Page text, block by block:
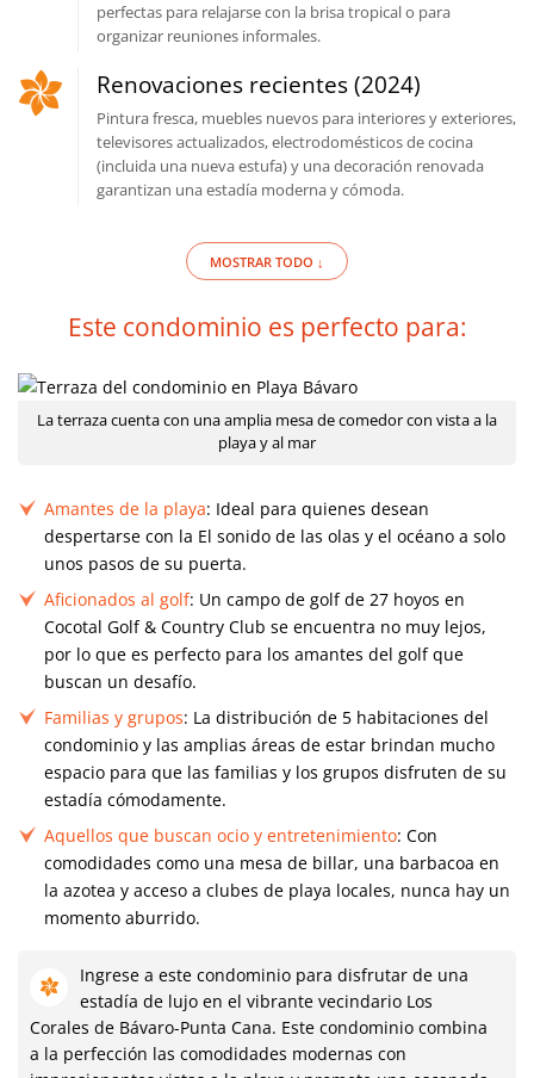
perfectas para relajarse con la brisa tropical o para
organizar reuniones informales.
Renovaciones recientes (2024)
Pintura fresca, muebles nuevos para interiores y exteriores,
televisores actualizados, electrodomésticos de cocina
(incluida una nueva estufa) y una decoración renovada
garantizan una estadía moderna y cómoda.
MOSTRAR TODO ↓
Este condominio es perfecto para:
La terraza cuenta con una amplia mesa de comedor con vista a la
playa y al mar
Amantes de la playa: Ideal para quienes desean
despertarse con la El sonido de las olas y el océano a solo
unos pasos de su puerta.
Aficionados al golf: Un campo de golf de 27 hoyos en
Cocotal Golf & Country Club se encuentra no muy lejos,
por lo que es perfecto para los amantes del golf que
buscan un desafío.
Familias y grupos: La distribución de 5 habitaciones del
condominio y las amplias áreas de estar brindan mucho
espacio para que las familias y los grupos disfruten de su
estadía cómodamente.
Aquellos que buscan ocio y entretenimiento: Con
comodidades como una mesa de billar, una barbacoa en
la azotea y acceso a clubes de playa locales, nunca hay un
momento aburrido.
Ingrese a este condominio para disfrutar de una
estadía de lujo en el vibrante vecindario Los
Corales de Bávaro-Punta Cana. Este condominio combina
a la perfección las comodidades modernas con